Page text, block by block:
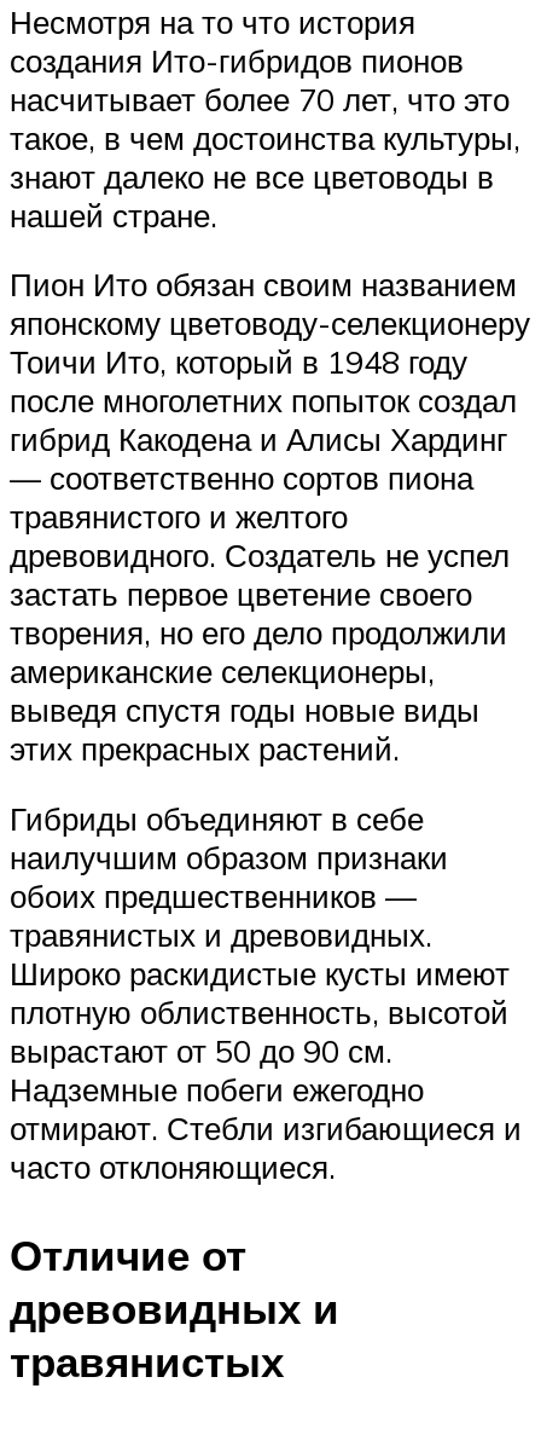
Несмотря на то что история
создания Ито-гибридов пионов
насчитывает более 70 лет, что это
такое, в чем достоинства культуры,
знают далеко не все цветоводы в
нашей стране.
Пион Ито обязан своим названием
японскому цветоводу-селекционеру
Тоичи Ито, который в 1948 году
после многолетних попыток создал
гибрид Какодена и Алисы Хардинг
— соответственно сортов пиона
травянистого и желтого
древовидного. Создатель не успел
застать первое цветение своего
творения, но его дело продолжили
американские селекционеры,
выведя спустя годы новые виды
этих прекрасных растений.
Гибриды объединяют в себе
наилучшим образом признаки
обоих предшественников —
травянистых и древовидных.
Широко раскидистые кусты имеют
плотную облиственность, высотой
вырастают от 50 до 90 см.
Надземные побеги ежегодно
отмирают. Стебли изгибающиеся и
часто отклоняющиеся.
Отличие от
древовидных и
травянистых